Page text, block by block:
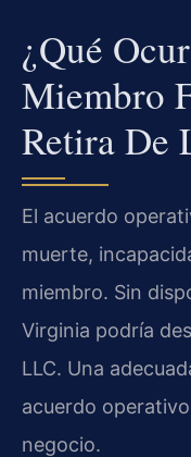
¿Qué
Miembro
Retira De
El acuerdo
muerte,
miembro. Sin
Virginia podría
LLC. Una
acuerdo
negocio.